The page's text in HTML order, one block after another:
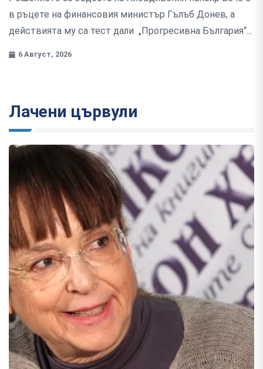
в ръцете на финансовия министър Гълъб Донев, а
действията му са тест дали „Прогресивна България“...
6 Август, 2026
Лачени цървули